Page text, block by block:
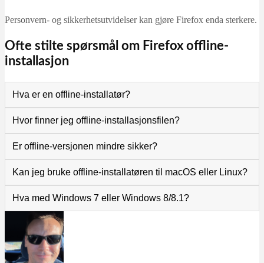
Personvern- og sikkerhetsutvidelser kan gjøre Firefox enda sterkere.
Ofte stilte spørsmål om Firefox offline-
installasjon
Hva er en offline-installatør?
Hvor finner jeg offline-installasjonsfilen?
Er offline-versjonen mindre sikker?
Kan jeg bruke offline-installatøren til macOS eller Linux?
Hva med Windows 7 eller Windows 8/8.1?